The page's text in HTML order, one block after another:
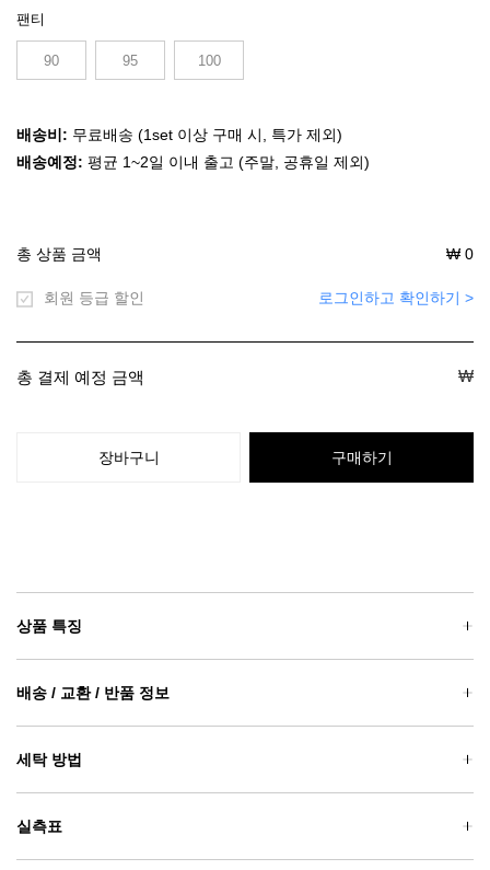
팬티
90 95 100
배송비: 무료배송 (1set 이상 구매 시, 특가 제외)
배송예정: 평균 1~2일 이내 출고 (주말, 공휴일 제외)
총 상품 금액 ₩ 0
회원 등급 할인 로그인하고 확인하기 >
총 결제 예정 금액 ₩
장바구니 구매하기
상품 특징
배송 / 교환 / 반품 정보
세탁 방법
실측표